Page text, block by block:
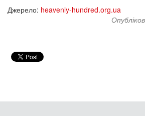
Джерело: heavenly-hundred.org.ua